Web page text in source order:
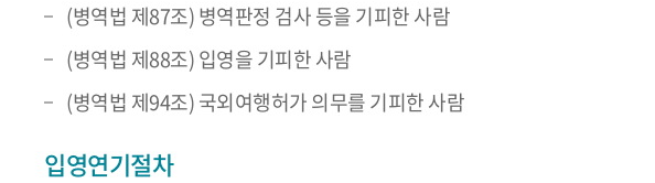
(병역법 제87조) 병역판정 검사 등을 기피한 사람
(병역법 제88조) 입영을 기피한 사람
(병역법 제94조) 국외여행허가 의무를 기피한 사람
입영연기절차